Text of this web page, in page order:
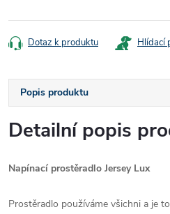
Dotaz k produktu Hlídací
Popis produktu
Detailní popis
Napínací prostěradlo Jersey Lux
Prostěradlo používáme všichni a je